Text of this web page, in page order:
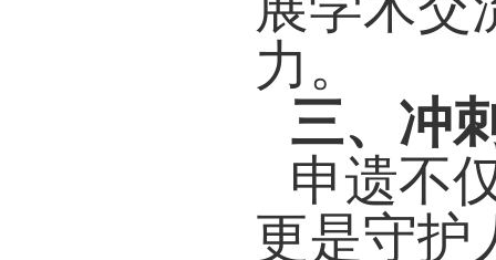
力。
三、冲
申遗不
更是守护